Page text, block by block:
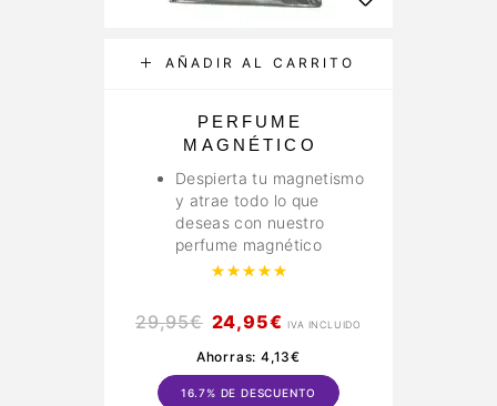
AÑADIR AL CARRITO
PERFUME
MAGNÉTICO
Despierta tu magnetismo
y atrae todo lo que
deseas con nuestro
perfume magnético
Valorado con
29,95€ 24,95€ IVA INCLUIDO
Ahorras: 4,13€
16.7% DE DESCUENTO